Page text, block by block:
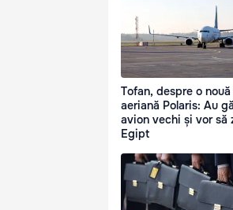
Tofan, despre o
aeriană Polaris: Au
avion vechi și vor să
Egipt